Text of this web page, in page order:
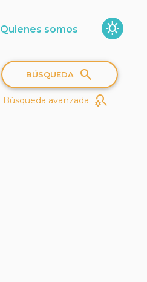
sunny
Quienes somos
BÚSQUEDA search
Búsqueda avanzada search_gear